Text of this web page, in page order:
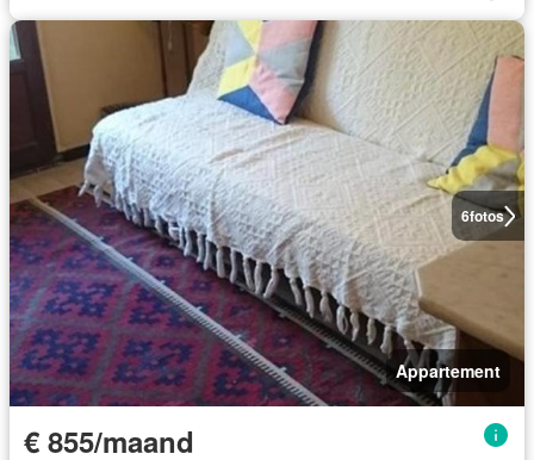
6fotos
Appartement
€ 855/maand